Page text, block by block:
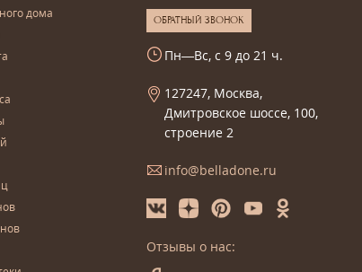
дома
ОБРАТНЫЙ ЗВОНОК
Пн—Вс, с 9 до 21 ч.
127247, Москва,
Дмитровское шоссе, 100,
строение 2
info@belladone.ru
Отзывы о нас: